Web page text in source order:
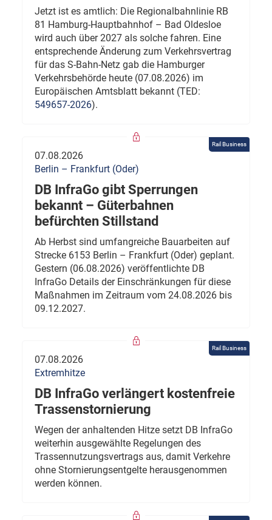
Jetzt ist es amtlich: Die Regionalbahnlinie RB
81 Hamburg-Hauptbahnhof – Bad Oldesloe
wird auch über 2027 als solche fahren. Eine
entsprechende Änderung zum Verkehrsvertrag
für das S-Bahn-Netz gab die Hamburger
Verkehrsbehörde heute (07.08.2026) im
Europäischen Amtsblatt bekannt (TED:
549657-2026).
Rail Business
07.08.2026
Berlin – Frankfurt (Oder)
DB InfraGo gibt Sperrungen
bekannt – Güterbahnen
befürchten Stillstand
Ab Herbst sind umfangreiche Bauarbeiten auf
Strecke 6153 Berlin – Frankfurt (Oder) geplant.
Gestern (06.08.2026) veröffentlichte DB
InfraGo Details der Einschränkungen für diese
Maßnahmen im Zeitraum vom 24.08.2026 bis
09.12.2027.
Rail Business
07.08.2026
Extremhitze
DB InfraGo verlängert kostenfreie
Trassenstornierung
Wegen der anhaltenden Hitze setzt DB InfraGo
weiterhin ausgewählte Regelungen des
Trassennutzungsvertrags aus, damit Verkehre
ohne Stornierungsentgelte herausgenommen
werden können.